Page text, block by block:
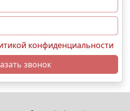
сейчас и мы подберем
для Вас. N11503
конфиденциальности
звонок